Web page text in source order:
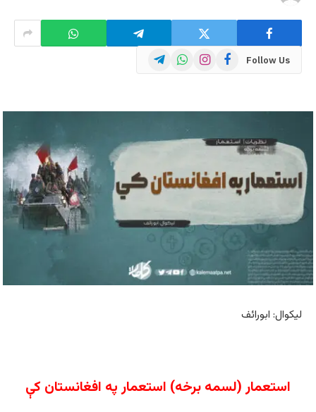
Follow Us
Facebook
Instagram
WhatsApp
Telegram
لیکوال: ابورائف
استعمار (لسمه برخه) استعمار په افغانستان کې